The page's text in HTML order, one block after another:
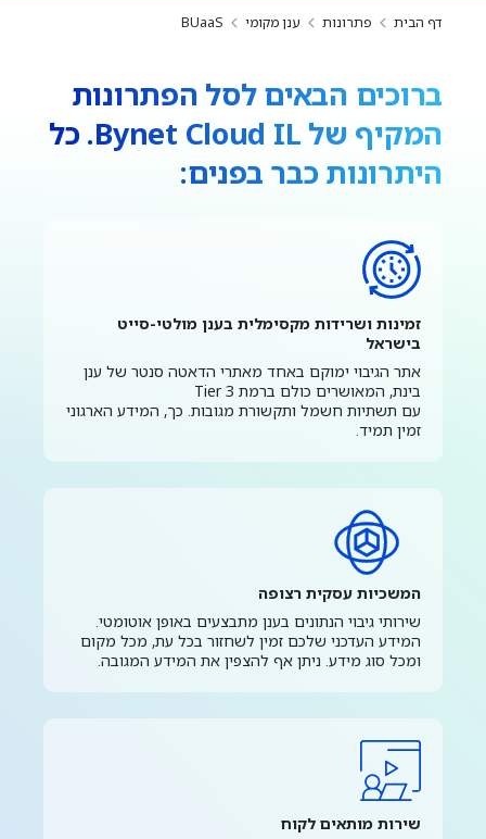
דף הבית פתרונות ענן מקומי BUaaS
ברוכים הבאים לסל הפתרונות
המקיף של Bynet Cloud IL. כל
היתרונות כבר בפנים:
זמינות ושרידות מקסימלית בענן מולטי-סייט
בישראל
אתר הגיבוי ימוקם באחד מאתרי הדאטה סנטר של ענן
בינת, המאושרים כולם ברמת 3
Tier
עם תשתיות חשמל ותקשורת מגובות. כך, המידע הארגוני
זמין תמיד.
המשכיות עסקית רצופה
שירותי גיבוי הנתונים בענן מתבצעים באופן אוטומטי.
המידע העדכני שלכם זמין לשחזור בכל עת, מכל מקום
ומכל סוג מידע. ניתן אף להצפין את המידע המגובה.
שירות מותאים לקוח